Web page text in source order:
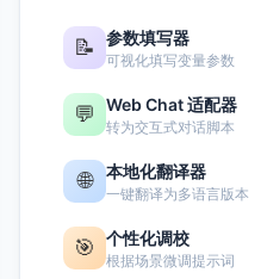
📝 参数填写器
可视化填写变量参数
💬 Web Chat 适配器
转为交互式对话脚本
🌐 本地化翻译器
一键翻译为多语言版本
🎯 个性化调校
根据场景微调提示词